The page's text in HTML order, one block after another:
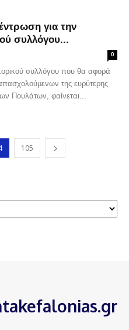
για την
συλλόγου...
0
συλλόγου που θα αφορά
της ευρύτερης
Πουλάτων, φαίνεται...
105